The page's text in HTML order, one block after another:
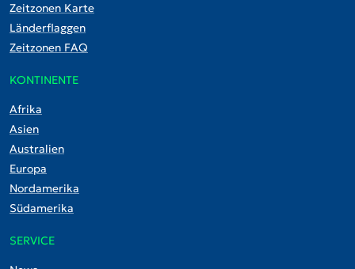
Zeitzonen Karte
Länderflaggen
Zeitzonen FAQ
KONTINENTE
Afrika
Asien
Australien
Europa
Nordamerika
Südamerika
SERVICE